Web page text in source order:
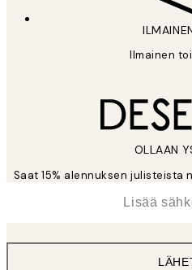
Ilmainen
OLLAAN
Saat 15% alennuksen julisteista